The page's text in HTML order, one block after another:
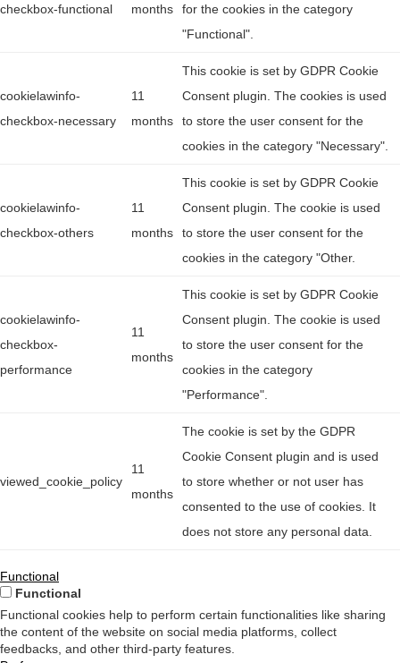
checkbox-functional
months
for the cookies in the category
"Functional".
cookielawinfo-
checkbox-necessary
11
months
This cookie is set by GDPR Cookie
Consent plugin. The cookies is used
to store the user consent for the
cookies in the category "Necessary".
cookielawinfo-
checkbox-others
11
months
This cookie is set by GDPR Cookie
Consent plugin. The cookie is used
to store the user consent for the
cookies in the category "Other.
cookielawinfo-
checkbox-
performance
11
months
This cookie is set by GDPR Cookie
Consent plugin. The cookie is used
to store the user consent for the
cookies in the category
"Performance".
viewed_cookie_policy
11
months
The cookie is set by the GDPR
Cookie Consent plugin and is used
to store whether or not user has
consented to the use of cookies. It
does not store any personal data.
Functional
Functional
Functional cookies help to perform certain functionalities like sharing
the content of the website on social media platforms, collect
feedbacks, and other third-party features.